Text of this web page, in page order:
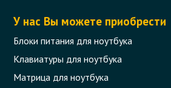
У нас Вы можете приобрести
Блоки питания для ноутбука
Клавиатуры для ноутбука
Матрица для ноутбука